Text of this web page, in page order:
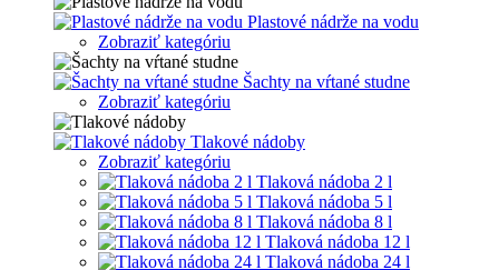
Plastové nádrže na vodu
Zobraziť kategóriu
Šachty na vŕtané studne
Zobraziť kategóriu
Tlakové nádoby
Zobraziť kategóriu
Tlaková nádoba 2 l
Tlaková nádoba 5 l
Tlaková nádoba 8 l
Tlaková nádoba 12 l
Tlaková nádoba 24 l